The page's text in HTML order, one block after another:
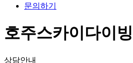
문의하기
호주스카이다이빙
상담안내